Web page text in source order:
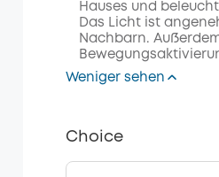
Hauses und
Das Licht ist
Nachbarn.
Weniger sehen
Choice